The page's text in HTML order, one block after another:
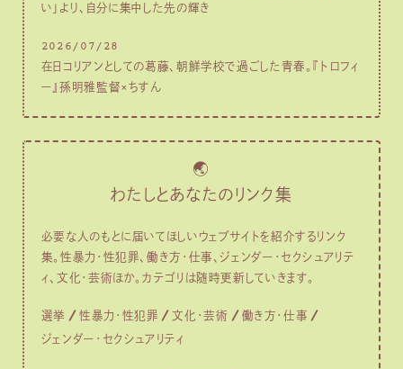
い」より、自分に集中した先の輝き
2026/07/28
在日コリアンとしての葛藤、朝鮮学校で過ごした青春。『トロフィ
ー』孫明雅監督×ちすん
🌏
わたしとあなたのリンク集
必要な人のもとに届いてほしいウェブサイトを紹介するリンク
集。性暴力・性犯罪、働き方・仕事、ジェンダー・セクシュアリテ
ィ、文化・芸術ほか。カテゴリは随時更新していきます。
選挙 性暴力・性犯罪 文化・芸術
働き方・仕事
ジェンダー・セクシュアリティ